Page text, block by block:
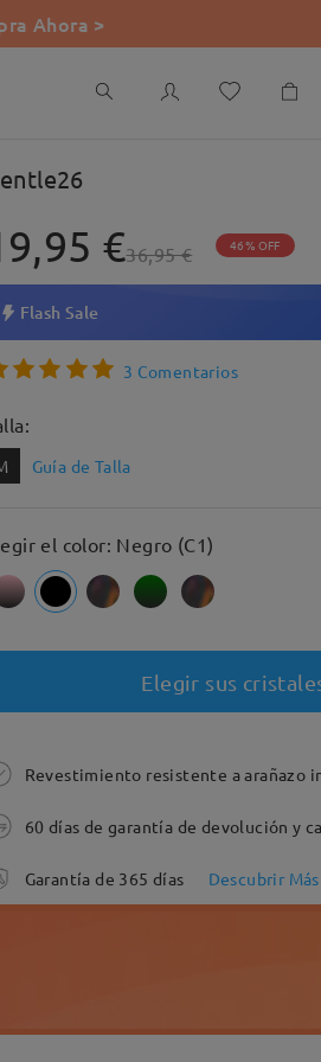
Ahora >
€36,95 € 46% OFF
Flash Sale
3 Comentarios
Guía de Talla
el color: Negro (C1)
Elegir sus
Revestimiento resistente a arañazo
60 días de garantía de devolución y
Garantía de 365 días Descubrir Más